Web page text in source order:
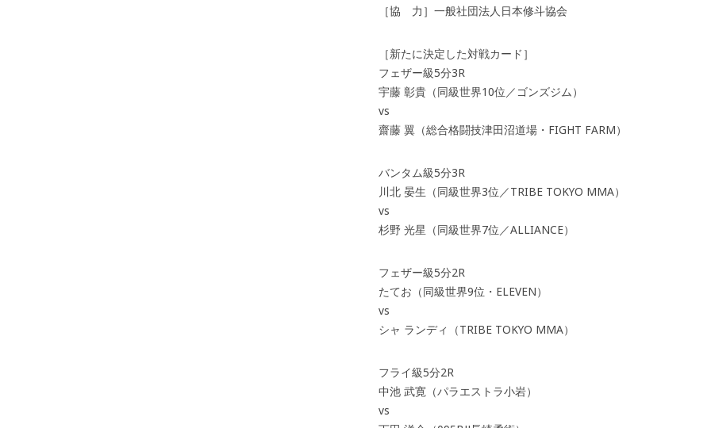
［協 力］一般社団法人日本修斗協会
［新たに決定した対戦カード］
フェザー級5分3R
宇藤 彰貴（同級世界10位／ゴンズジム）
vs
齋藤 翼（総合格闘技津田沼道場・FIGHT FARM）
バンタム級5分3R
川北 晏生（同級世界3位／TRIBE TOKYO MMA）
vs
杉野 光星（同級世界7位／ALLIANCE）
フェザー級5分2R
たてお（同級世界9位・ELEVEN）
vs
シャ ランディ（TRIBE TOKYO MMA）
フライ級5分2R
中池 武寛（パラエストラ小岩）
vs